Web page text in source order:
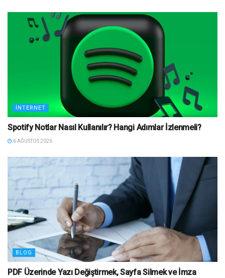
İNTERNET
Spotify Notlar Nasıl Kullanılır? Hangi Adımlar İzlenmeli?
6 AĞUSTOS 2026
BLOG
PDF Üzerinde Yazı Değiştirmek, Sayfa Silmek ve İmza